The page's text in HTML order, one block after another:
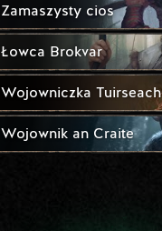
Zamaszysty cios
Łowca Brokvar
Wojowniczka Tuirseach
Wojownik an Craite